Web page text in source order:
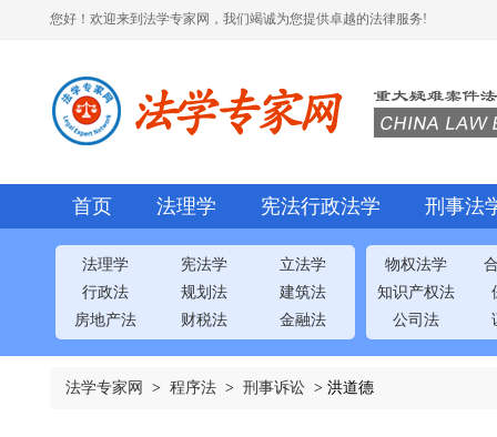
您好！欢迎来到法学专家网，我们竭诚为您提供卓越的法律服务!
首页 法理学 宪法行政法学 刑事法
法理学 宪法学
立法学
行政法
规划法
建筑法
房地产法
财税法 金融法
物权法学
知识产权法
公司法
法学专家网 > 程序法 > 刑事诉讼 > 洪道德